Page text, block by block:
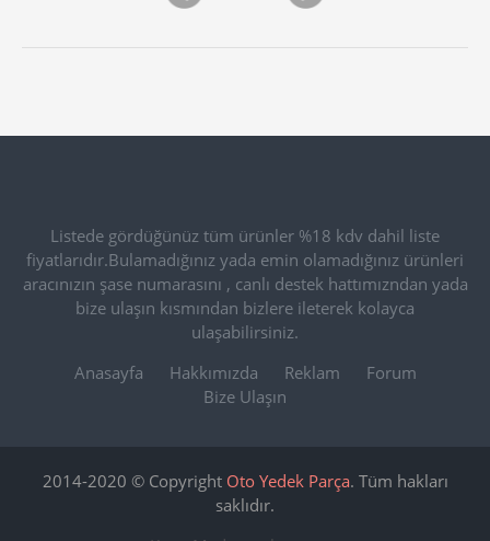
Listede gördüğünüz tüm ürünler %18 kdv dahil liste
fiyatlarıdır.Bulamadığınız yada emin olamadığınız ürünleri
aracınızın şase numarasını , canlı destek hattımızndan yada
bize ulaşın kısmından bizlere ileterek kolayca
ulaşabilirsiniz.
Anasayfa
Hakkımızda Reklam
Forum
Bize Ulaşın
2014-2020 © Copyright Oto Yedek Parça. Tüm hakları
saklıdır.